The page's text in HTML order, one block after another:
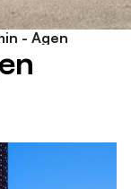
- Agen
en